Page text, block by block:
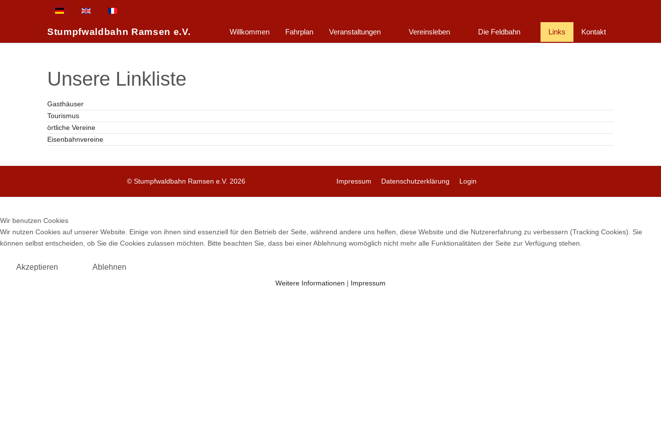
Sprache auswählen
Stumpfwaldbahn Ramsen e.V. Willkommen Fahrplan Veranstaltungen Vereinsleben Die Feldbahn Links Kontakt
Unsere Linkliste
Gasthäuser
Tourismus
örtliche Vereine
Eisenbahnvereine
© Stumpfwaldbahn Ramsen e.V. 2026 Impressum Datenschutzerklärung Login
Wir benutzen Cookies
Wir nutzen Cookies auf unserer Website. Einige von ihnen sind essenziell für den Betrieb der Seite, während andere uns helfen, diese Website und die Nutzererfahrung zu verbessern (Tracking Cookies). Sie
können selbst entscheiden, ob Sie die Cookies zulassen möchten. Bitte beachten Sie, dass bei einer Ablehnung womöglich nicht mehr alle Funktionalitäten der Seite zur Verfügung stehen.
Akzeptieren Ablehnen
Weitere Informationen | Impressum